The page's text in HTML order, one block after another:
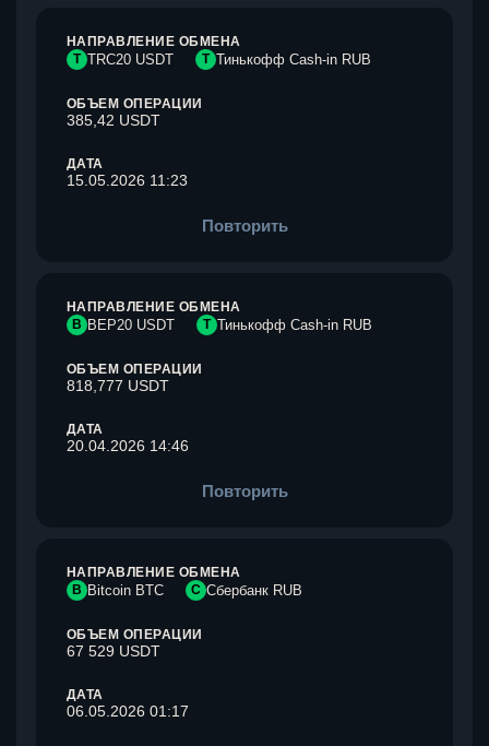
НАПРАВЛЕНИЕ ОБМЕНА
T TRC20 USDT Т Тинькофф Cash-in RUB
ОБЪЕМ ОПЕРАЦИИ
385,42 USDT
ДАТА
15.05.2026 11:23
Повторить
НАПРАВЛЕНИЕ ОБМЕНА
B BEP20 USDT Т Тинькофф Cash-in RUB
ОБЪЕМ ОПЕРАЦИИ
818,777 USDT
ДАТА
20.04.2026 14:46
Повторить
НАПРАВЛЕНИЕ ОБМЕНА
B Bitcoin BTC С Сбербанк RUB
ОБЪЕМ ОПЕРАЦИИ
67 529 USDT
ДАТА
06.05.2026 01:17